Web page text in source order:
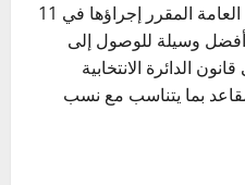
وأشار إلى الانتخابات البرلمانية العامة المقرر إجراؤها في 11
وسيلة للوصول إلى
الدائرة الانتخابية
بما يتناسب مع نسب